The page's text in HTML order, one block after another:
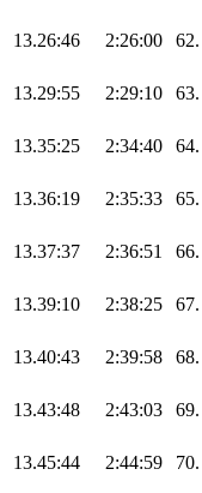
13.26:46 2:26:00 62.
13.29:55 2:29:10 63.
13.35:25 2:34:40 64.
13.36:19 2:35:33 65.
13.37:37 2:36:51 66.
13.39:10 2:38:25 67.
13.40:43 2:39:58 68.
13.43:48 2:43:03 69.
13.45:44 2:44:59 70.